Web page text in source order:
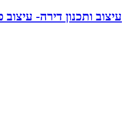
עיצוב ותכנון דירה- עיצוב